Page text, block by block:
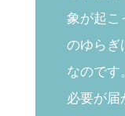
象が起こ
のゆらぎ
なのです
必要が届